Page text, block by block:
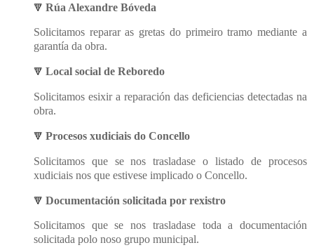
🔻 Rúa Alexandre Bóveda
Solicitamos reparar as gretas do primeiro tramo mediante a
garantía da obra.
🔻 Local social de Reboredo
Solicitamos esixir a reparación das deficiencias detectadas na
obra.
🔻 Procesos xudiciais do Concello
Solicitamos que se nos trasladase o listado de procesos
xudiciais nos que estivese implicado o Concello.
🔻 Documentación solicitada por rexistro
Solicitamos que se nos trasladase toda a documentación
solicitada polo noso grupo municipal.